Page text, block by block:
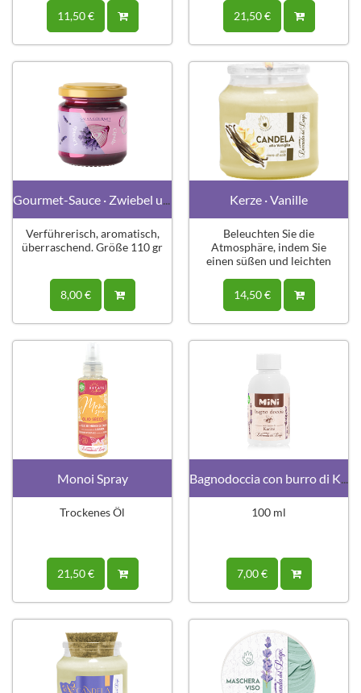
11,50 € 21,50 €
Gourmet-Sauce · Zwiebel und Lavendel
Verführerisch, aromatisch,
überraschend. Größe 110 gr
8,00 €
Kerze · Vanille
Beleuchten Sie die
Atmosphäre, indem Sie
einen süßen und leichten
14,50 €
Monoi Spray
Trockenes Öl
21,50 €
Bagnodoccia con burro di Karité MINI
100 ml
7,00 €